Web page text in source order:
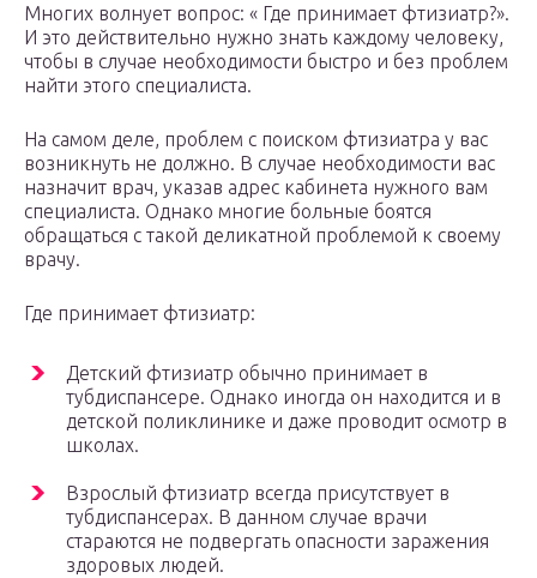
Многих волнует вопрос: « Где принимает фтизиатр?».
И это действительно нужно знать каждому человеку,
чтобы в случае необходимости быстро и без проблем
найти этого специалиста.
На самом деле, проблем с поиском фтизиатра у вас
возникнуть не должно. В случае необходимости вас
назначит врач, указав адрес кабинета нужного вам
специалиста. Однако многие больные боятся
обращаться с такой деликатной проблемой к своему
врачу.
Где принимает фтизиатр:
Детский фтизиатр обычно принимает в
тубдиспансере. Однако иногда он находится и в
детской поликлинике и даже проводит осмотр в
школах.
Взрослый фтизиатр всегда присутствует в
тубдиспансерах. В данном случае врачи
стараются не подвергать опасности заражения
здоровых людей.